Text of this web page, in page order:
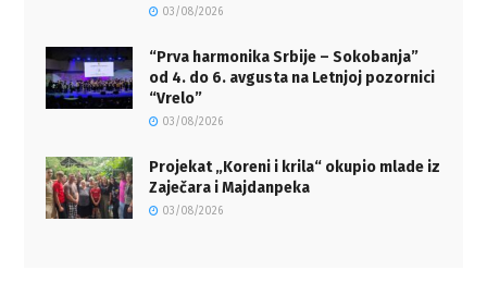
03/08/2026
“Prva harmonika Srbije – Sokobanja”
od 4. do 6. avgusta na Letnjoj pozornici
“Vrelo”
03/08/2026
Projekat „Koreni i krila“ okupio mlade iz
Zaječara i Majdanpeka
03/08/2026